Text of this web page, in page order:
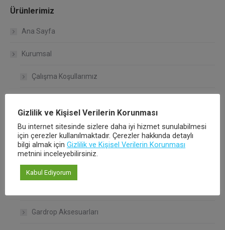
Ürünlerimiz
Ana Sayfa
Kurumsal
Çalışma Koşullarımız
Ürünlerimiz
Bağlantı Sistemleri
Gardrop Aksesuarları
Gizlilik ve Kişisel Verilerin Korunması
Bu internet sitesinde sizlere daha iyi hizmet sunulabilmesi
için çerezler kullanılmaktadır. Çerezler hakkında detaylı
bilgi almak için Gizlilik ve Kişisel Verilerin Korunması
metnini inceleyebilirsiniz.
Kabul Ediyorum